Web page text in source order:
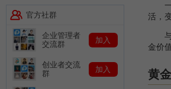
一
活，
金价
黄
官方社群
企业管理者
交流群
加入
创业者交流
群
加入